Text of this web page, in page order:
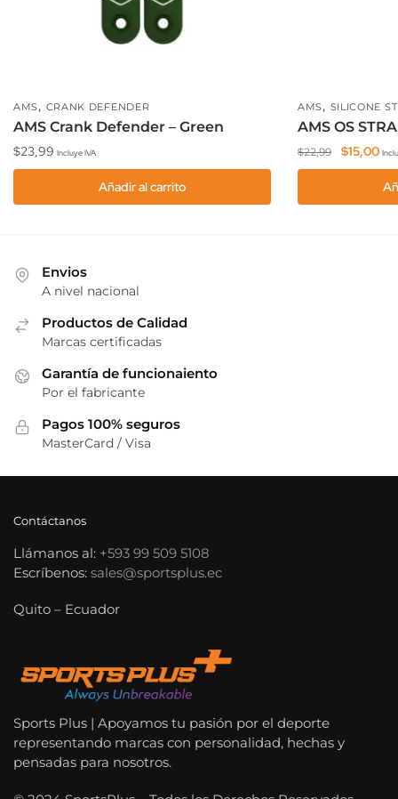
AMS, CRANK DEFENDER
AMS Crank Defender – Green
$23,99 Incluye IVA
Añadir al carrito
AMS, SILICONE
AMS OS
$22,99
El
precio
era:
$15,00El
es:
Envios
A nivel nacional
Productos de Calidad
Marcas certificadas
Garantía de funcionaiento
Por el fabricante
Pagos 100% seguros
MasterCard / Visa
Contáctanos
Llámanos al: +593 99 509 5108
Escríbenos: sales@sportsplus.ec
Quito – Ecuador
Sports Plus | Apoyamos tu pasión por el deporte
representando marcas con personalidad, hechas y
pensadas para nosotros.